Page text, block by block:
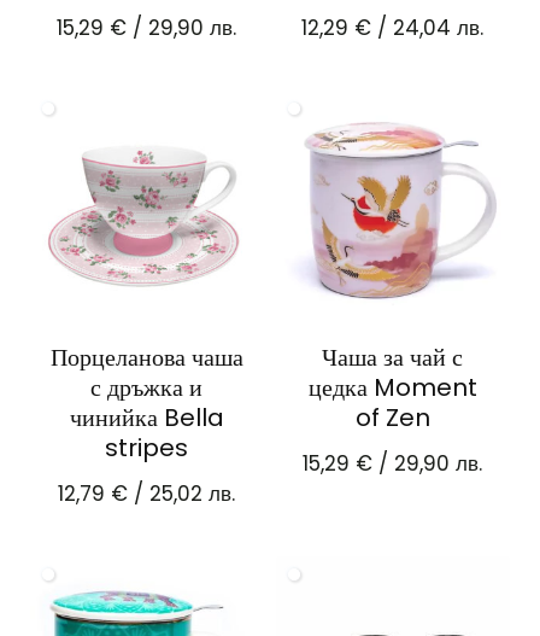
15,29 € / 29,90 лв. 12,29 € / 24,04 лв.
Порцеланова чаша
с дръжка и
чинийка Bella
stripes
12,79 € / 25,02 лв.
Чаша за чай с
цедка Moment
of Zen
15,29 € / 29,90 лв.